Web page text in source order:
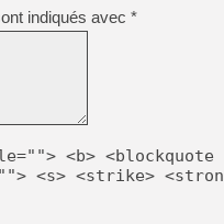
[LS] [PS5] Le WebKit
[GK] Oubliez Crazy Taxi,
[LS] [Switch] NSZ 5.0.0
[GK] No More Room in
[GK] Un chatbot Atelier
indiqués avec *
<b> <blockquote
<s> <strike>